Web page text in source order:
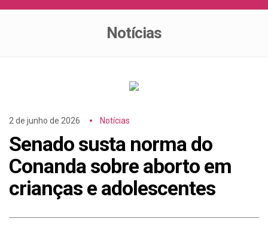
Notícias
2 de junho de 2026 Notícias
Senado susta norma do
Conanda sobre aborto em
crianças e adolescentes